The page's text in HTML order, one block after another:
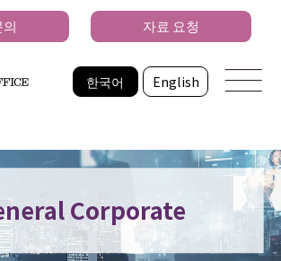
한국어 English
자료 요청
Corporate